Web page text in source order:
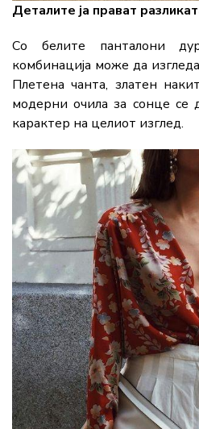
Деталите ја прават
Со белите панталони
комбинација може да
Плетена чанта, златен
модерни очила за сонце се
карактер на целиот изглед.